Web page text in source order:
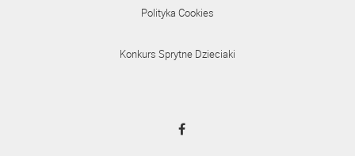
Polityka Cookies
Konkurs Sprytne Dzieciaki